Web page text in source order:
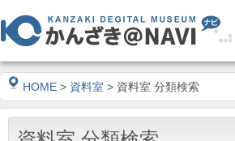
HOME > 資料室 > 資料室 分類検索